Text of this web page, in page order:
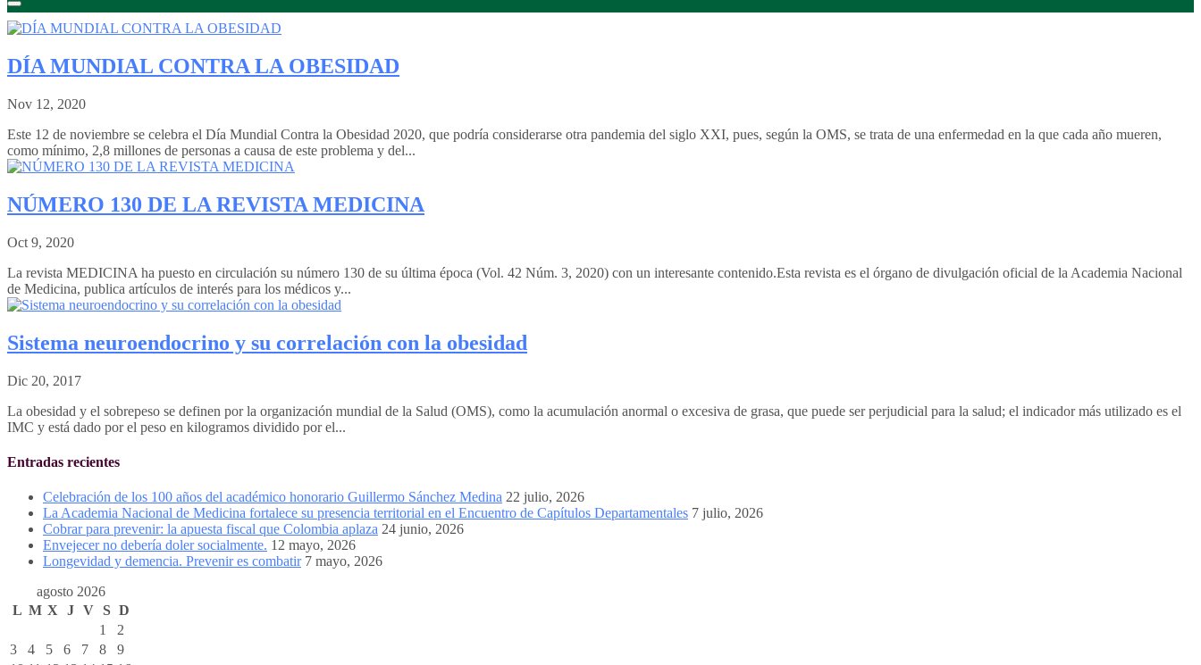
DÍA MUNDIAL CONTRA LA OBESIDAD
Nov 12, 2020
Este 12 de noviembre se celebra el Día Mundial Contra la Obesidad 2020, que podría considerarse otra pandemia del siglo XXI, pues, según la OMS, se trata de una enfermedad en la que cada año mueren,
como mínimo, 2,8 millones de personas a causa de este problema y del...
NÚMERO 130 DE LA REVISTA MEDICINA
Oct 9, 2020
La revista MEDICINA ha puesto en circulación su número 130 de su última época (Vol. 42 Núm. 3, 2020) con un interesante contenido.Esta revista es el órgano de divulgación oficial de la Academia Nacional
de Medicina, publica artículos de interés para los médicos y...
Sistema neuroendocrino y su correlación con la obesidad
Dic 20, 2017
La obesidad y el sobrepeso se definen por la organización mundial de la Salud (OMS), como la acumulación anormal o excesiva de grasa, que puede ser perjudicial para la salud; el indicador más utilizado es el
IMC y está dado por el peso en kilogramos dividido por el...
Entradas recientes
Celebración de los 100 años del académico honorario Guillermo Sánchez Medina 22 julio, 2026
La Academia Nacional de Medicina fortalece su presencia territorial en el Encuentro de Capítulos Departamentales 7 julio, 2026
Cobrar para prevenir: la apuesta fiscal que Colombia aplaza 24 junio, 2026
Envejecer no debería doler socialmente. 12 mayo, 2026
Longevidad y demencia. Prevenir es combatir 7 mayo, 2026
agosto 2026
L M X J V S D
1
2
3
4 5 6 7 8
9